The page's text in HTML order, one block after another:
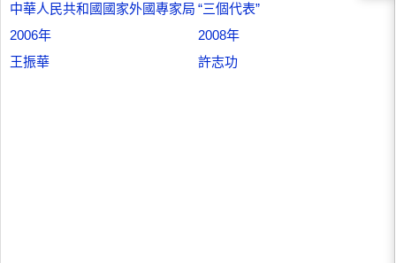
中華人民共和國國家外國專家局 “三個代表”
2006年
2008年
王振華
許志功